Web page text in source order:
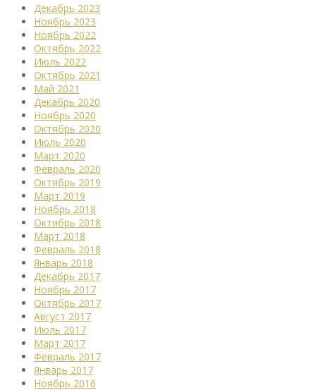
Декабрь 2023
Ноябрь 2023
Ноябрь 2022
Октябрь 2022
Июль 2022
Октябрь 2021
Май 2021
Декабрь 2020
Ноябрь 2020
Октябрь 2020
Июль 2020
Март 2020
Февраль 2020
Октябрь 2019
Март 2019
Ноябрь 2018
Октябрь 2018
Март 2018
Февраль 2018
Январь 2018
Декабрь 2017
Ноябрь 2017
Октябрь 2017
Август 2017
Июль 2017
Март 2017
Февраль 2017
Январь 2017
Ноябрь 2016